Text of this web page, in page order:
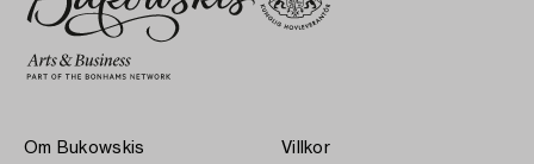
Om Bukowskis Villkor